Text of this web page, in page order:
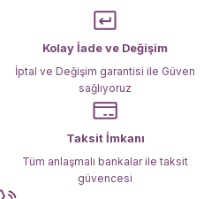
pahalı.
olmalı.
Kolay İade ve Değişim
İptal ve Değişim garantisi ile Güven
sağlıyoruz
Taksit İmkanı
Tüm anlaşmalı bankalar ile taksit
güvencesi